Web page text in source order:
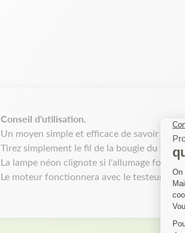
Conseil d'utilisation.
Un moyen simple et efficace de savoir si
Tirez simplement le fil de la bougie du
La lampe néon clignote si l'allumage
Le moteur fonctionnera avec le testeur